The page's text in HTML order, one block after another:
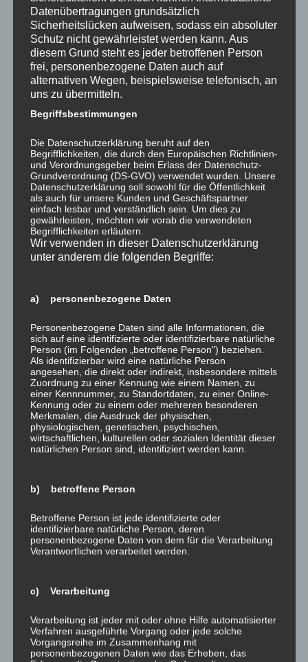
Teilen mit:
Gefällt mir:
Wird geladen …
Ähnliche Beiträge
Das Jahr wäre geschafft!
– 2024 kann kommen!
31. Dezember 2023
In "was gibt es Neues?"
2020 so gut wie
geschafft! – Erkenntnis: A
bissel was geht immer!
31. Dezember 2020
In "was gibt es Neues?"
2016 ist fast geschafft –
Zeit für einen kleinen
31. Dezember 2016
In "was gibt es Neues?"
Neues?
veröffentlicht.
Datenübertragungen grundsätzlich
Sicherheitslücken aufweisen, sodass ein absoluter
Schutz nicht gewährleistet werden kann. Aus
diesem Grund steht es jeder betroffenen Person
frei, personenbezogene Daten auch auf
alternativen Wegen, beispielsweise telefonisch, an
uns zu übermitteln.
Begriffsbestimmungen
Die Datenschutzerklärung beruht auf den
Begrifflichkeiten, die durch den Europäischen Richtlinien-
und Verordnungsgeber beim Erlass der Datenschutz-
Grundverordnung (DS-GVO) verwendet wurden. Unsere
Datenschutzerklärung soll sowohl für die Öffentlichkeit
als auch für unsere Kunden und Geschäftspartner
einfach lesbar und verständlich sein. Um dies zu
gewährleisten, möchten wir vorab die verwendeten
Begrifflichkeiten erläutern.
Wir verwenden in dieser Datenschutzerklärung
unter anderem die folgenden Begriffe:
a) personenbezogene Daten
Personenbezogene Daten sind alle Informationen, die
sich auf eine identifizierte oder identifizierbare natürliche
Person (im Folgenden „betroffene Person") beziehen.
Als identifizierbar wird eine natürliche Person
angesehen, die direkt oder indirekt, insbesondere mittels
Zuordnung zu einer Kennung wie einem Namen, zu
einer Kennnummer, zu Standortdaten, zu einer Online-
Kennung oder zu einem oder mehreren besonderen
Merkmalen, die Ausdruck der physischen,
physiologischen, genetischen, psychischen,
wirtschaftlichen, kulturellen oder sozialen Identität dieser
natürlichen Person sind, identifiziert werden kann.
b) betroffene Person
Betroffene Person ist jede identifizierte oder
identifizierbare natürliche Person, deren
personenbezogene Daten von dem für die Verarbeitung
Verantwortlichen verarbeitet werden.
c) Verarbeitung
Verarbeitung ist jeder mit oder ohne Hilfe automatisierter
Verfahren ausgeführte Vorgang oder jede solche
Vorgangsreihe im Zusammenhang mit
personenbezogenen Daten wie das Erheben, das